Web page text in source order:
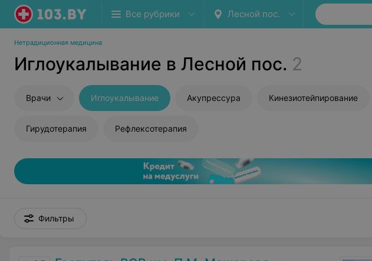
Все рубрики Лесной пос.
Нетрадиционная медицина
Иглоукалывание в Лесной пос. 2
Врачи Иглоукалывание Акупрессура Кинезиотейпирование
Гирудотерапия Рефлексотерапия
Фильтры